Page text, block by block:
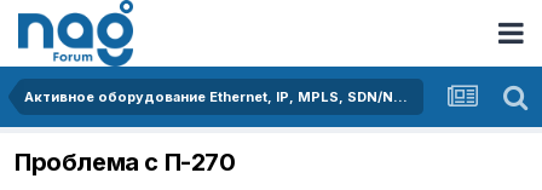
Активное оборудование Ethernet, IP, MPLS, SDN/NFV...
Проблема с П-270